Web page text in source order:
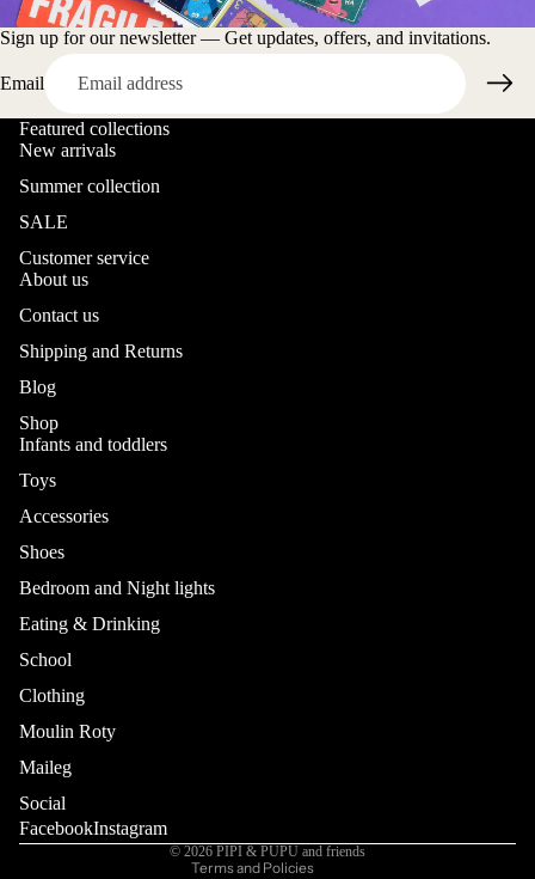
Sign up for our newsletter — Get updates, offers, and invitations.
Email
Featured collections
New arrivals
Summer collection
SALE
Customer service
About us
Contact us
Shipping and Returns
Blog
Shop
Infants and toddlers
Toys
Accessories
Shoes
Bedroom and Night lights
Eating & Drinking
School
Clothing
Moulin Roty
Maileg
Social
FacebookInstagram
© 2026 PIPI & PUPU and friends
Terms and Policies
Cancellation policy